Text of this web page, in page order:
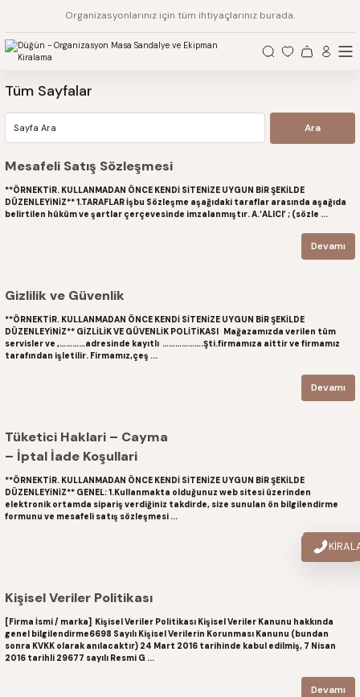
Organizasyonlarınız için tüm ihtiyaçlarınız burada.
Tüm Sayfalar
Mesafeli Satış Sözleşmesi
**ÖRNEKTİR. KULLANMADAN ÖNCE KENDİ SİTENİZE UYGUN BİR ŞEKİLDE
DÜZENLEYİNİZ** 1.TARAFLAR İşbu Sözleşme aşağıdaki taraflar arasında aşağıda
belirtilen hüküm ve şartlar çerçevesinde imzalanmıştır. A.‘ALICI’ ; (sözle ...
Devamı
Gizlilik ve Güvenlik
**ÖRNEKTİR. KULLANMADAN ÖNCE KENDİ SİTENİZE UYGUN BİR ŞEKİLDE
DÜZENLEYİNİZ** GİZLİLİK VE GÜVENLİK POLİTİKASI Mağazamızda verilen tüm
servisler ve ,…………adresinde kayıtlı ……………….Şti.firmamıza aittir ve firmamız
tarafından işletilir. Firmamız,çeş ...
Devamı
Tüketici Haklari – Cayma
– İptal İade Koşullari
**ÖRNEKTİR. KULLANMADAN ÖNCE KENDİ SİTENİZE UYGUN BİR ŞEKİLDE
DÜZENLEYİNİZ** GENEL: 1.Kullanmakta olduğunuz web sitesi üzerinden
elektronik ortamda sipariş verdiğiniz takdirde, size sunulan ön bilgilendirme
formunu ve mesafeli satış sözleşmesi ...
Devamı
Kişisel Veriler Politikası
[Firma İsmi / marka] Kişisel Veriler Politikası Kişisel Veriler Kanunu hakkında
genel bilgilendirme6698 Sayılı Kişisel Verilerin Korunması Kanunu (bundan
sonra KVKK olarak anılacaktır) 24 Mart 2016 tarihinde kabul edilmiş, 7 Nisan
2016 tarihli 29677 sayılı Resmi G ...
Devamı